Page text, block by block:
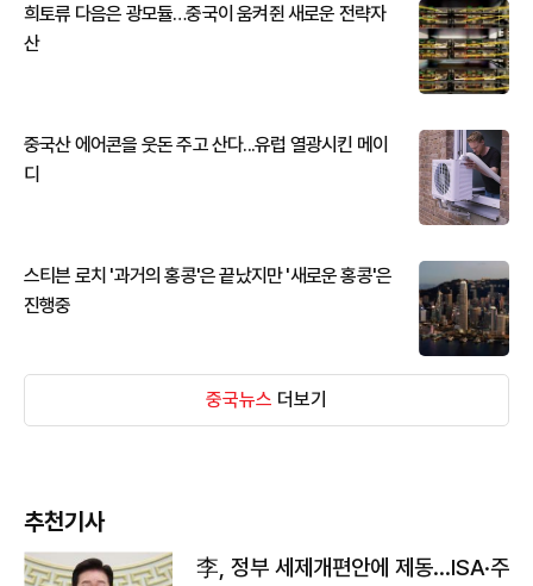
희토류 다음은 광모듈…중국이 움켜쥔 새로운 전략자
산
중국산 에어콘을 웃돈 주고 산다...유럽 열광시킨 메이
디
스티븐 로치 '과거의 홍콩'은 끝났지만 '새로운 홍콩'은
진행중
중국뉴스 더보기
추천기사
李, 정부 세제개편안에 제동…ISA·주